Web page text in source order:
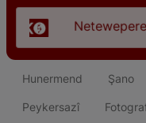
li Kurdistanê:
Hunermend Şano
Peykersazî